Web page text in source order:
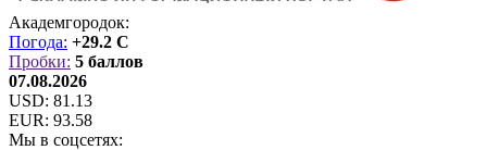
Академгородок:
Погода: +29.2 C
Пробки: 5 баллов
07.08.2026
USD: 81.13
EUR: 93.58
Мы в соцсетях: